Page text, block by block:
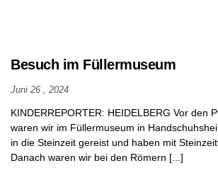
Besuch im Füllermuseum
Juni 26 , 2024
KINDERREPORTER: HEIDELBERG Vor den
waren wir im Füllermuseum in
in die Steinzeit gereist und haben mit
Danach waren wir bei den Römern [...]